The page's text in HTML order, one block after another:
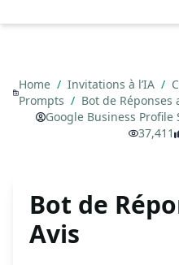
Home / Invitations à l’IA /
Prompts / Bot de Réponses
Google Business Profile
37,411
Bot de
Avis